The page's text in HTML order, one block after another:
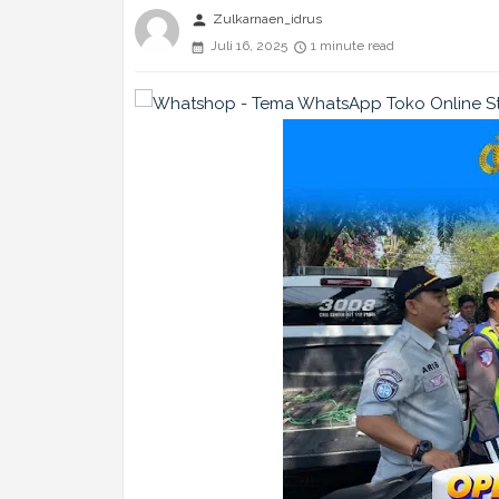
person Zulkarnaen_idrus
Juli 16, 2025
1 minute read